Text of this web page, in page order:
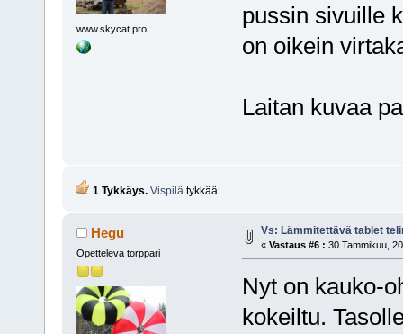
www.skycat.pro
pussin sivuille
on oikein
Laitan kuvaa
1 Tykkäys. Vispilä tykkää.
Hegu
Opetteleva torppari
Vs: Lämmitettävä tablet
« Vastaus #6 : 30 Tammikuu,
Nyt on kauko-
kokeiltu.